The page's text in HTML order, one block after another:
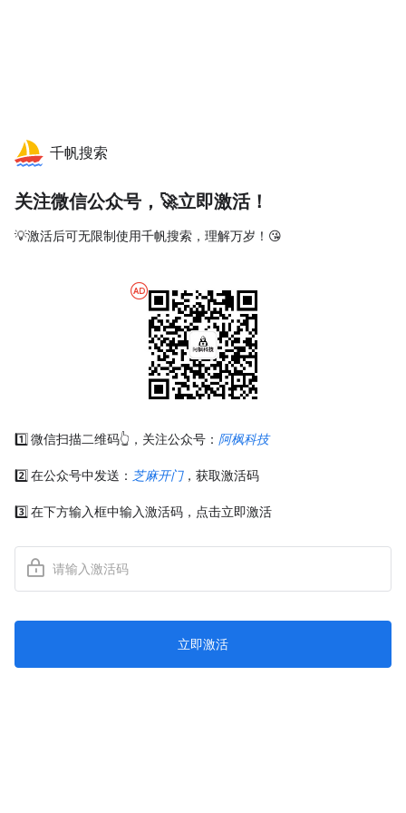
千帆搜索
关注微信公众号，🚀立即激活！
💡激活后可无限制使用千帆搜索，理解万岁！😘
1️⃣ 微信扫描二维码👆，关注公众号： 阿枫科技
2️⃣ 在公众号中发送： 芝麻开门，获取激活码
3️⃣ 在下方输入框中输入激活码，点击立即激活
立即激活